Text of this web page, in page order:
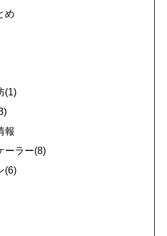
め
(1)
報
ーラー(8)
(6)